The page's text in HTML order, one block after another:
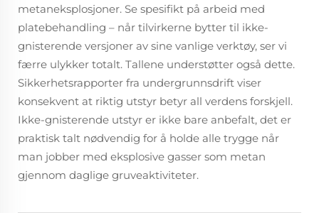
metaneksplosjoner. Se spesifikt på arbeid med
platebehandling – når tilvirkerne bytter til ikke-
gnisterende versjoner av sine vanlige verktøy, ser vi
færre ulykker totalt. Tallene understøtter også dette.
Sikkerhetsrapporter fra undergrunnsdrift viser
konsekvent at riktig utstyr betyr all verdens forskjell.
Ikke-gnisterende utstyr er ikke bare anbefalt, det er
praktisk talt nødvendig for å holde alle trygge når
man jobber med eksplosive gasser som metan
gjennom daglige gruveaktiviteter.